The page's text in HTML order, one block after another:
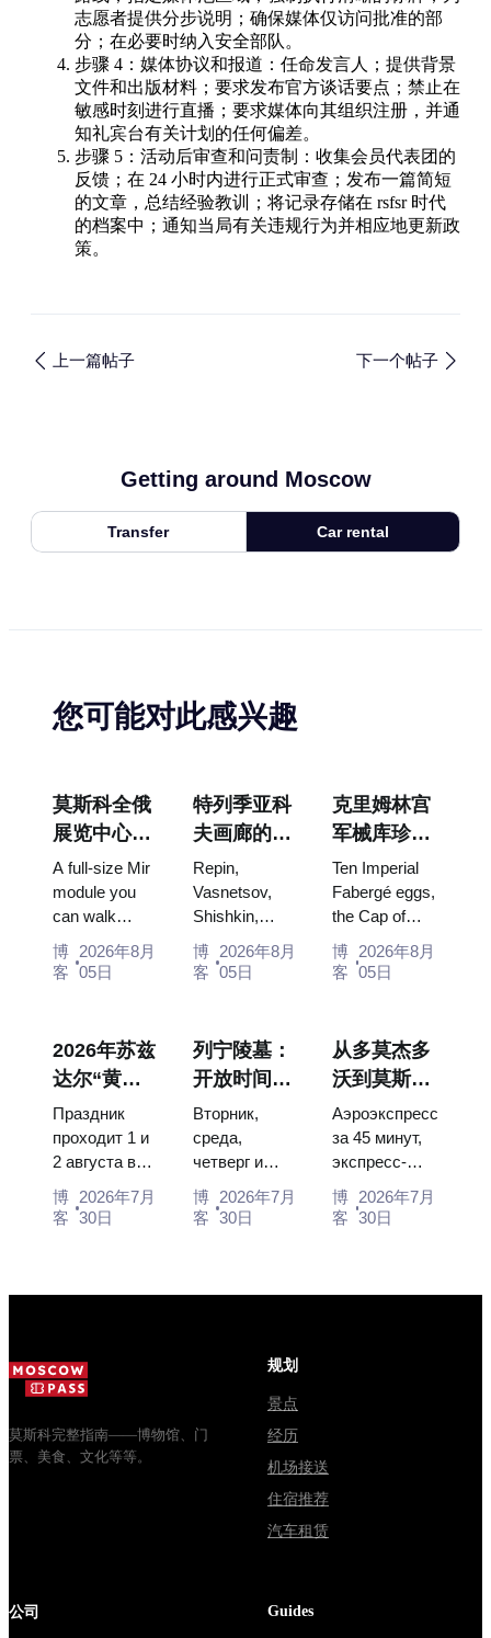
志愿者提供分步说明；确保媒体仅访问批准的部
分；在必要时纳入安全部队。
步骤 4：媒体协议和报道：任命发言人；提供背景
文件和出版材料；要求发布官方谈话要点；禁止在
敏感时刻进行直播；要求媒体向其组织注册，并通
知礼宾台有关计划的任何偏差。
步骤 5：活动后审查和问责制：收集会员代表团的
反馈；在 24 小时内进行正式审查；发布一篇简短
的文章，总结经验教训；将记录存储在 rsfsr 时代
的档案中；通知当局有关违规行为并相应地更新政
策。
上一篇帖子 下一个帖子
Getting around Moscow
Transfer Car rental
您可能对此感兴趣
莫斯科全俄
展览中心
“宇宙馆”：
俄罗斯最大
的太空展览
馆内景
A full-size Mir
module you
can walk
through, the
Energia–
descent
capsules and
120 pieces of
flight...
博
客
2026年8月
05日
特列季亚科
夫画廊的杰
作：值得为
此安排行程
的画作
Repin,
Vasnetsov,
Shishkin,
Vrubel, Serov
and Surikov
people, where
they hang,
and why
booking the...
博
客
2026年8月
05日
克里姆林宫
军械库珍
宝：法贝热
彩蛋、宝座
与加冕礼服
Ten Imperial
Fabergé eggs,
the Cap of
Monomakh,
the double
the coronation
dress of
Catherine...
博
客
2026年8月
05日
2026年苏兹
达尔“黄瓜
节”：门
票、日期及
从莫斯科如
何前往
Праздник
проходит 1 и
2 августа в
Музее
деревянного
через
Владими...
博
客
2026年7月
30日
列宁陵墓：
开放时间、
入场和与克
里姆林宫的
主要混淆
Вторник,
среда,
четверг и
суббота с
10:00 до
博
客
2026年7月
30日
从多莫杰多
沃到莫斯科
市中心：乘
坐空铁、公
交车或电车
Аэроэкспресс
за 45 минут,
экспресс-
автобус за
450 рублей,
博
客
2026年7月
30日
莫斯科完整指南——博物馆、门
票、美食、文化等等。
规划
景点
经历
机场接送
住宿推荐
汽车租赁
公司 Guides